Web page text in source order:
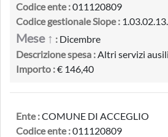
Codice ente :011120809
Codice gestionale Siope :
Mese ↑ : Dicembre
Descrizione spesa :Altri servizi
Importo :€ 146,40
Ente :COMUNE DI ACCEGLIO
Codice ente :011120809